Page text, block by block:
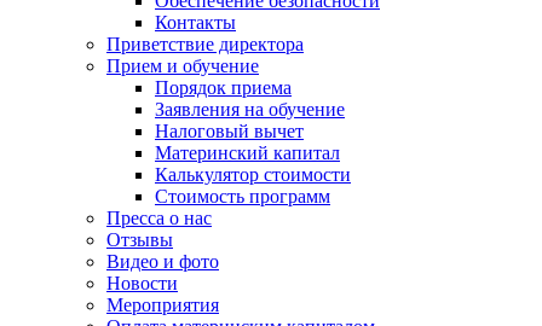
Контакты
Приветствие директора
Прием и обучение
Порядок приема
Заявления на обучение
Налоговый вычет
Материнский капитал
Калькулятор стоимости
Стоимость программ
Пресса о нас
Отзывы
Видео и фото
Новости
Мероприятия